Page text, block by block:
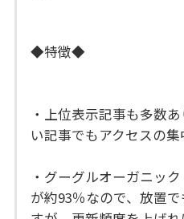
◆特徴◆
・上位表示記事も多数
い記事でもアクセスの集
・グーグルオーガニッ
が約93％なので、放置